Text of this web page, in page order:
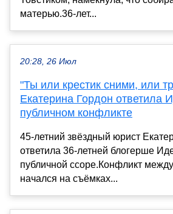
матерью.36-лет...
20:28, 26 Июл
"Ты или крестик сними, или
Екатерина Гордон ответила
публичном конфликте
45-летний звёздный юрист
ответила 36-летней блогерше
публичной ссоре.Конфликт
начался на съёмках...